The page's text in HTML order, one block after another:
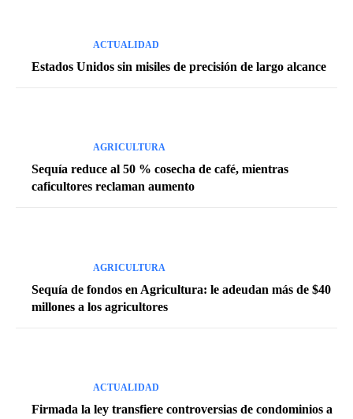
ACTUALIDAD
Estados Unidos sin misiles de precisión de largo alcance
AGRICULTURA
Sequía reduce al 50 % cosecha de café, mientras
caficultores reclaman aumento
AGRICULTURA
Sequía de fondos en Agricultura: le adeudan más de $40
millones a los agricultores
ACTUALIDAD
Firmada la ley transfiere controversias de condominios a